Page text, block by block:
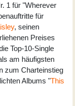
1 für "Wherever
für
, seinen
Preises
Top-10-Single
am häufigsten
zum Charteinstieg
Albums "This